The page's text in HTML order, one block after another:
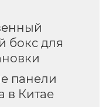
бокс для
панели
в Китае